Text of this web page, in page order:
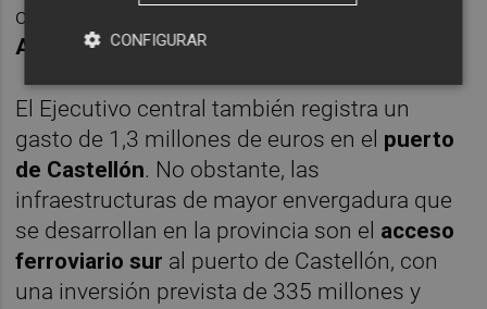
carriles de la
Almenara.
El Ejecutivo central también registra un
gasto de 1,3 millones de euros en el puerto
de Castellón. No obstante, las
infraestructuras de mayor envergadura que
se desarrollan en la provincia son el acceso
ferroviario sur al puerto de Castellón, con
una inversión prevista de 335 millones y
CONFIGURAR